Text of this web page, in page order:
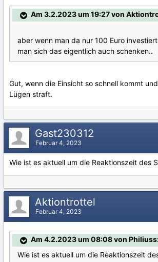
Am 3.2.2023 um 19:27 von
aber wenn man da nur 100 Euro
man sich das eigentlich auch schenken..
Gut, wenn die Einsicht so schnell kommt
Lügen straft.
Gast230312
Februar 4, 2023
Wie ist es aktuell um die Reaktionszeit des
Aktiontrottel
Februar 4, 2023
Am 4.2.2023 um 08:08 von
Wie ist es aktuell um die Reaktionszeit